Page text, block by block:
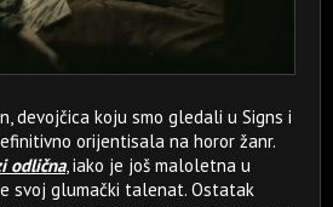
devojčica koju smo gledali u Signs i
orijentisala na horor žanr.
odlična, iako je još maloletna u
svoj glumački talenat. Ostatak